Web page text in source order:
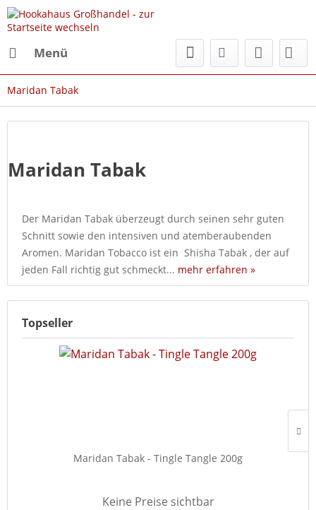
Menü
Maridan Tabak
Maridan Tabak
Der Maridan Tabak überzeugt durch seinen sehr guten
Schnitt sowie den intensiven und atemberaubenden
Aromen. Maridan Tobacco ist ein Shisha Tabak , der auf
jeden Fall richtig gut schmeckt... mehr erfahren »
Topseller
Maridan Tabak - Tingle Tangle 200g
Keine Preise sichtbar